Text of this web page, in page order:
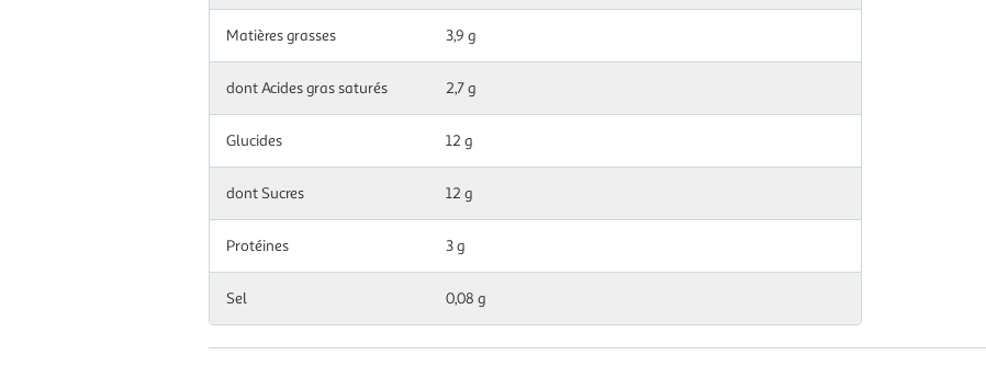
Matières grasses 3,9 g
dont Acides gras saturés 2,7 g
Glucides 12 g
dont Sucres 12 g
Protéines 3 g
Sel 0,08 g